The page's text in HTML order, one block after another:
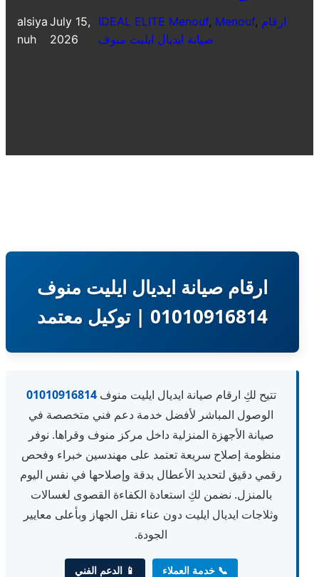
alsiya
nuh
July 15,
2026
IDEAL ELITE Menouf, Menouf, ارقام
صيانة ايديال ايليت منوف
ارقام صيانة ايديال ايليت منوف
01010916814 | توكيل معتمد
تتيح لكِ ارقام صيانة ايديال ايليت منوف01010916814
الوصول المباشر لأفضل خدمة دعم فني متخصصة في
صيانة الأجهزة المنزلية داخل مركز منوف وقراها. نوفر
منظومة إصلاح سريعة تعتمد على مهندسين خبراء وفحص
رقمي دقيق لتحديد الأعطال بدقة وإصلاحها في نفس اليوم
بالمنزل. نضمن لكِ استعادة الكفاءة القصوى لغسالات
وثلاجات ايديال ايليت دون عناء نقل الجهاز وبأعلى معايير
الجودة.
📞 خدمة العملاء 📱 الدعم الفني